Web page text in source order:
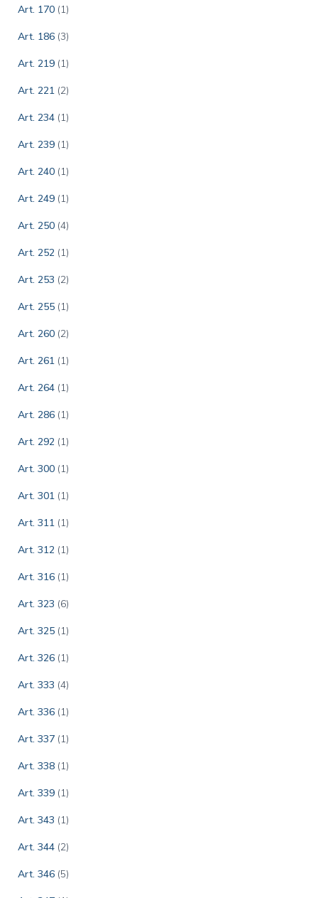
Art. 170 (1)
Art. 186 (3)
Art. 219 (1)
Art. 221 (2)
Art. 234 (1)
Art. 239 (1)
Art. 240 (1)
Art. 249 (1)
Art. 250 (4)
Art. 252 (1)
Art. 253 (2)
Art. 255 (1)
Art. 260 (2)
Art. 261 (1)
Art. 264 (1)
Art. 286 (1)
Art. 292 (1)
Art. 300 (1)
Art. 301 (1)
Art. 311 (1)
Art. 312 (1)
Art. 316 (1)
Art. 323 (6)
Art. 325 (1)
Art. 326 (1)
Art. 333 (4)
Art. 336 (1)
Art. 337 (1)
Art. 338 (1)
Art. 339 (1)
Art. 343 (1)
Art. 344 (2)
Art. 346 (5)